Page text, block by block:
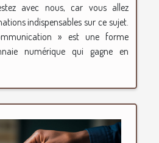
avec nous, car vous allez
indispensables sur ce sujet.
» est une forme
numérique qui gagne en